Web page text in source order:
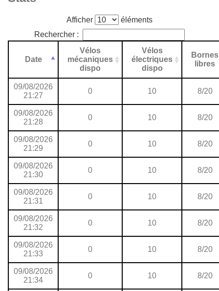
Afficher
éléments
Rechercher :
Date
Vélos
mécaniques
dispo
Vélos
électriques
dispo
Bornes
libres
09/08/2026
21:27
0 10 8/20
09/08/2026
21:28
0 10 8/20
09/08/2026
21:29
0 10 8/20
09/08/2026
21:30
0 10 8/20
09/08/2026
21:31
0 10 8/20
09/08/2026
21:32
0 10 8/20
09/08/2026
21:33
0 10 8/20
09/08/2026
21:34
0 10 8/20